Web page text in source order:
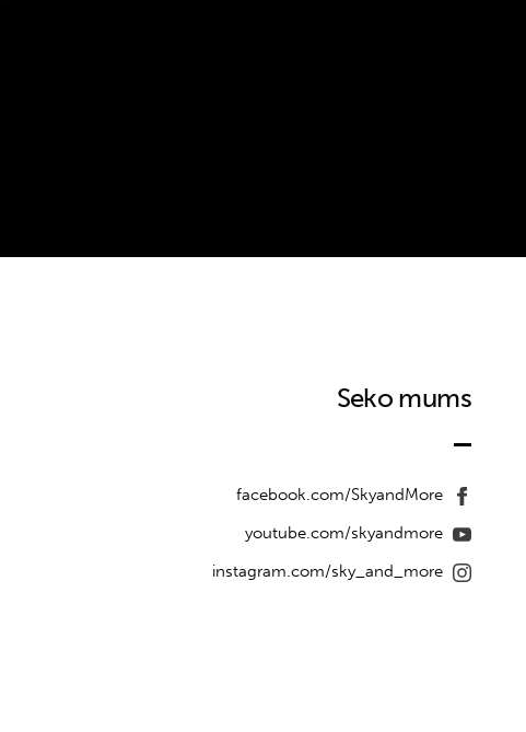
Seko mums
facebook.com/SkyandMore
youtube.com/skyandmore
instagram.com/sky_and_more